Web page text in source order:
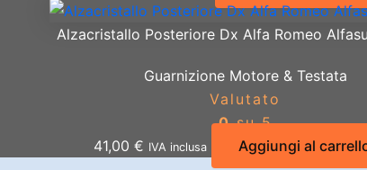
Alzacristallo Posteriore Dx Alfa Romeo
Guarnizione Motore & Testata
Valutato
0su 5
41,00 € IVA inclusa Aggiungi al